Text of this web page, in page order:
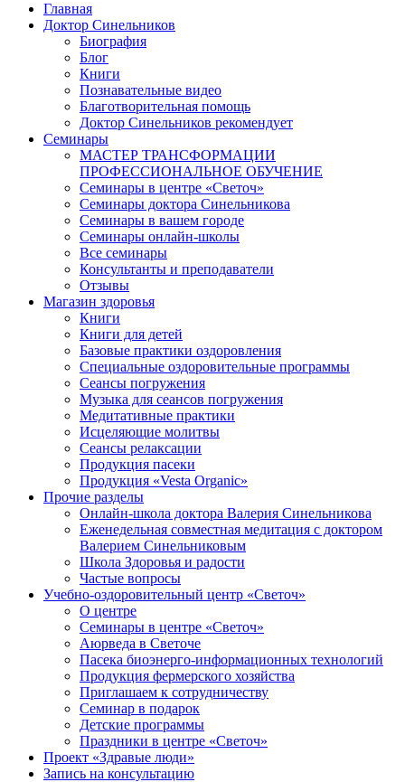
Главная
Доктор Синельников
Биография
Блог
Книги
Познавательные видео
Благотворительная помощь
Доктор Синельников рекомендует
Семинары
МАСТЕР ТРАНСФОРМАЦИИ
ПРОФЕССИОНАЛЬНОЕ ОБУЧЕНИЕ
Семинары в центре «Светоч»
Семинары доктора Синельникова
Семинары в вашем городе
Семинары онлайн-школы
Все семинары
Консультанты и преподаватели
Отзывы
Магазин здоровья
Книги
Книги для детей
Базовые практики оздоровления
Специальные оздоровительные программы
Сеансы погружения
Музыка для сеансов погружения
Медитативные практики
Исцеляющие молитвы
Сеансы релаксации
Продукция пасеки
Продукция «Vesta Organic»
Прочие разделы
Онлайн-школа доктора Валерия Синельникова
Еженедельная совместная медитация с доктором
Валерием Синельниковым
Школа Здоровья и радости
Частые вопросы
Учебно-оздоровительный центр «Светоч»
О центре
Семинары в центре «Светоч»
Аюрведа в Светоче
Пасека биоэнерго-информационных технологий
Продукция фермерского хозяйства
Приглашаем к сотрудничеству
Семинар в подарок
Детские программы
Праздники в центре «Светоч»
Проект «Здравые люди»
Запись на консультацию